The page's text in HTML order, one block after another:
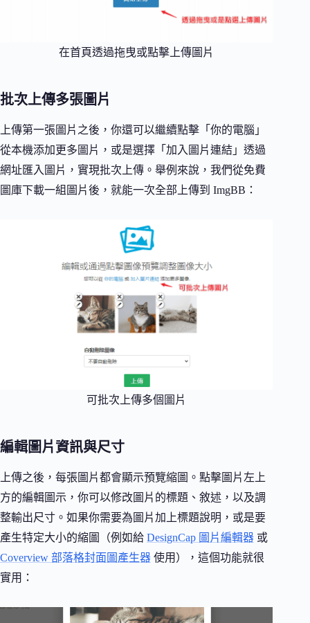
在首頁透過拖曳或點擊上傳圖片
批次上傳多張圖片
上傳第一張圖片之後，你還可以繼續點擊「你的電腦」
從本機添加更多圖片，或是選擇「加入圖片連結」透過
網址匯入圖片，實現批次上傳。舉例來說，我們從免費
圖庫下載一組圖片後，就能一次全部上傳到 ImgBB：
可批次上傳多個圖片
編輯圖片資訊與尺寸
上傳之後，每張圖片都會顯示預覽縮圖。點擊圖片左上
方的編輯圖示，你可以修改圖片的標題、敘述，以及調
整輸出尺寸。如果你需要為圖片加上標題說明，或是要
產生特定大小的縮圖（例如給 DesignCap 圖片編輯器 或
Coverview 部落格封面圖產生器 使用），這個功能就很
實用：